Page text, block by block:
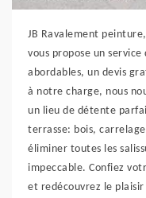
JB Ravalement
vous propose un
abordables, un devis
à notre charge, nous
un lieu de détente
terrasse: bois,
éliminer toutes les
impeccable. Confiez
et redécouvrez le